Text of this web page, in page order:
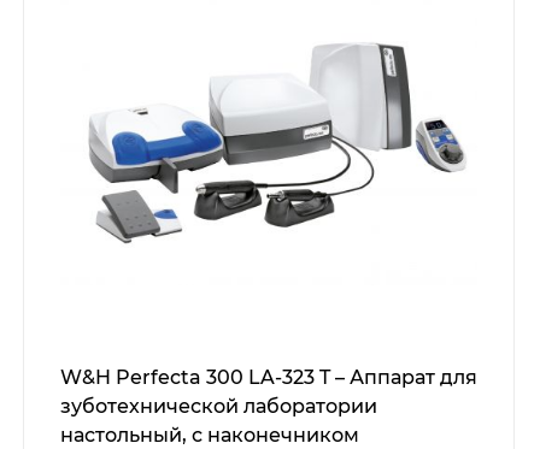
W&H Perfecta 300 LA-323 T – Аппарат для
зуботехнической лаборатории
настольный, с наконечником